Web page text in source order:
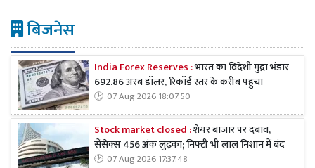
बिजनेस
India Forex Reserves :भारत का विदेशी मुद्रा भंडार
692.86 अरब डॉलर, रिकॉर्ड स्तर के करीब पहुंचा
07 Aug 2026 18:07:50
Stock market closed :शेयर बाजार पर दबाव,
सेंसेक्स 456 अंक लुढ़का; निफ्टी भी लाल निशान में बंद
07 Aug 2026 17:37:48